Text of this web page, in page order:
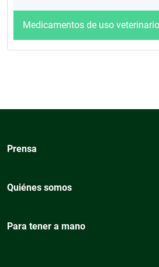
Medicamentos de uso veterinario
Prensa
Quiénes somos
Para tener a mano